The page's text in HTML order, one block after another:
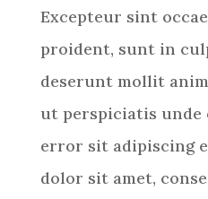
Excepteur sint
proident, sunt in
deserunt mollit
ut perspiciatis unde
error sit adipiscing
dolor sit amet,